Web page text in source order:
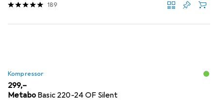
189
Kompressor
EUR
299,–
Metabo Basic 220-24 OF Silent